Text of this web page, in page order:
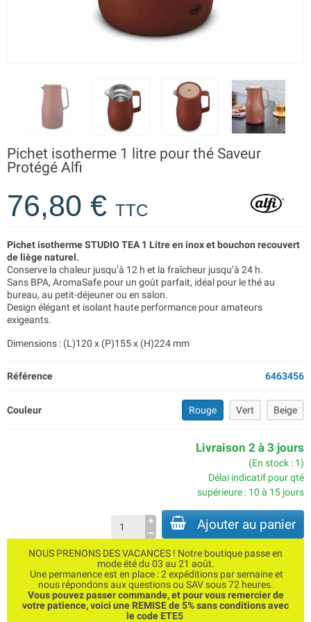
Pichet isotherme 1 litre pour thé Saveur
Protégé Alfi
76,80 € TTC
Pichet isotherme STUDIO TEA 1 Litre en inox et bouchon recouvert
de liège naturel.
Conserve la chaleur jusqu’à 12 h et la fraîcheur jusqu’à 24 h.
Sans BPA, AromaSafe pour un goût parfait, idéal pour le thé au
bureau, au petit-déjeuner ou en salon.
Design élégant et isolant haute performance pour amateurs
exigeants.
Dimensions : (L)120 x (P)155 x (H)224 mm
Référence 6463456
Couleur Rouge Vert Beige
Livraison 2 à 3 jours
(En stock : 1)
Délai indicatif pour qté
supérieure : 10 à 15 jours
Ajouter au panier
NOUS PRENONS DES VACANCES ! Notre boutique passe en
mode été du 03 au 21 août.
Une permanence est en place : 2 expéditions par semaine et
nous répondons aux questions ou SAV sous 72 heures.
Vous pouvez passer commande, et pour vous remercier de
votre patience, voici une REMISE de 5% sans conditions avec
le code ETE5